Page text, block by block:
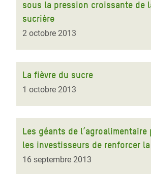
sous la pression croissante de
sucrière
2 octobre 2013
La fièvre du sucre
1 octobre 2013
Les géants de l’agroalimentaire
les investisseurs de renforcer
16 septembre 2013